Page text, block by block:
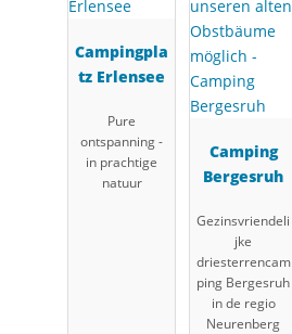
Campingpla
tz Erlensee
Pure
ontspanning -
in prachtige
natuur
Camping
Bergesruh
Gezinsvriendeli
jke
driesterrencam
ping Bergesruh
in de regio
Neurenberg